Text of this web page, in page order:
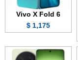
Vivo X Fold 6
1,175 $